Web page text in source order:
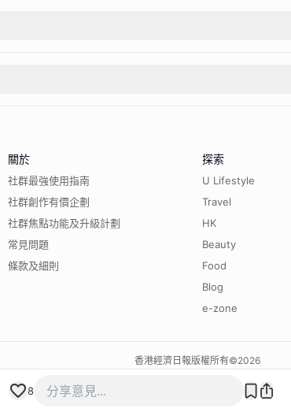
8
關於
社群最強使用指南
社群創作有價企劃
社群焦點功能及升級計劃
常見問題
條款及細則
探索
U Lifestyle
Travel
HK
Beauty
Food
Blog
e-zone
香港經濟日報版權所有©2026